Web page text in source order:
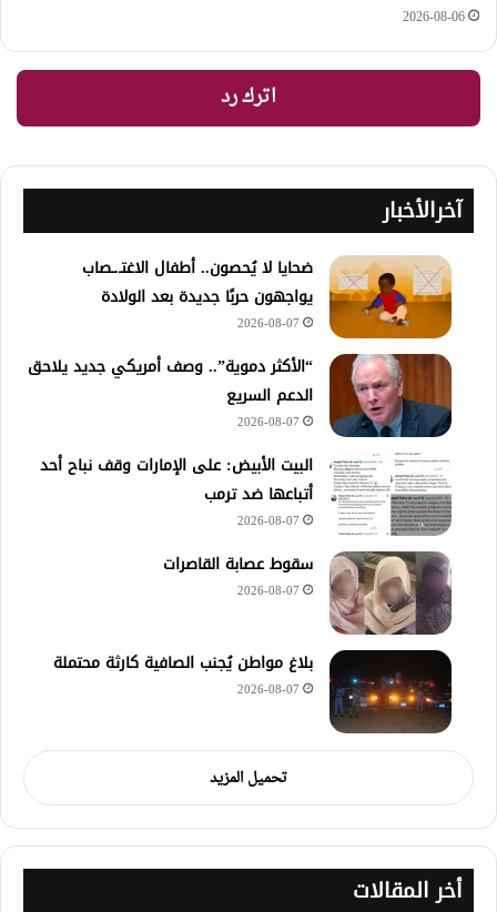
2026-08-06
اترك رد
آخرالأخبار
ضحايا لا يُحصون.. أطفال الاغتـ.ـصاب
يواجهون حربًا جديدة بعد الولادة
2026-08-07
“الأكثر دموية”.. وصف أمريكي جديد يلاحق
الدعم السريع
2026-08-07
‏البيت الأبيض: على ⁧‫الإمارات‬⁩ وقف نباح أحد
أتباعها ضد ترمب
2026-08-07
سقوط عصابة القاصرات
2026-08-07
بلاغ مواطن يُجنب الصافية كارثة محتملة
2026-08-07
تحميل المزيد
أخر المقالات